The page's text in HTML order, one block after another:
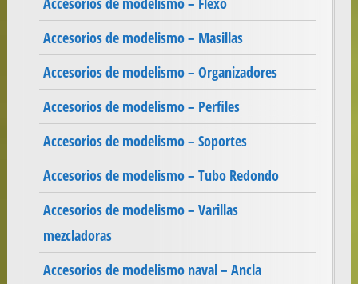
Accesorios de modelismo – Masillas
Accesorios de modelismo – Organizadores
Accesorios de modelismo – Perfiles
Accesorios de modelismo – Soportes
Accesorios de modelismo – Tubo Redondo
Accesorios de modelismo – Varillas
mezcladoras
Accesorios de modelismo naval – Ancla